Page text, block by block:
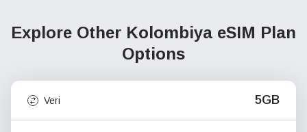
Explore Other Kolombiya eSIM Plan
Options
Veri 5GB